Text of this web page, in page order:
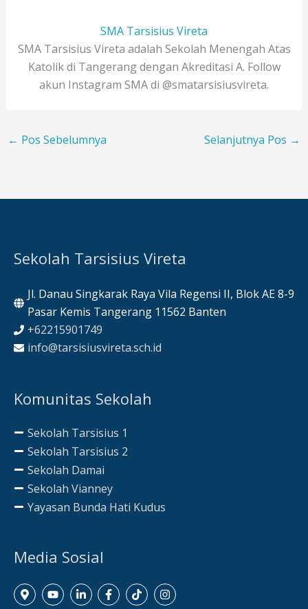
SMA Tarsisius Vireta
SMA Tarsisius Vireta adalah Sekolah Menengah Atas
Katolik di Tangerang dengan Akreditasi A. Follow
akun Instagram SMA di @smatarsisiusvireta.
← Pos Sebelumnya Selanjutnya Pos →
Sekolah Tarsisius Vireta
Jl. Danau Singkarak Raya Vila Regensi II, Blok AE 8-9
Pasar Kemis Tangerang 11562 Banten
+62215901749
info@tarsisiusvireta.sch.id
Komunitas Sekolah
Sekolah Tarsisius 1
Sekolah Tarsisius 2
Sekolah Damai
Sekolah Vianney
Yayasan Bunda Hati Kudus
Media Sosial